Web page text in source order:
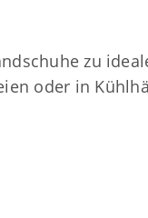
zu
oder in